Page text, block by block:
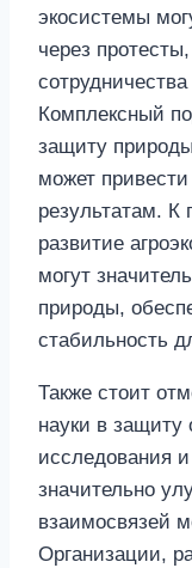
экосистемы
через
Комплексный
защиту
может
результатам. К
развитие
могут
природы,
стабильность
Также стоит
науки в
исследования
значительно
взаимосвязей
Организации,